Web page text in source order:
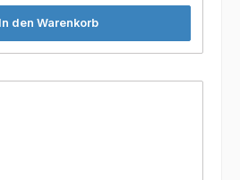
In den Warenkorb